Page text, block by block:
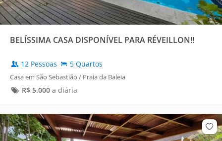
BELÍSSIMA CASA DISPONÍVEL PARA RÉVEILLON!!
12 Pessoas 5 Quartos
Casa em São Sebastião / Praia da Baleia
R$ 5.000a diária